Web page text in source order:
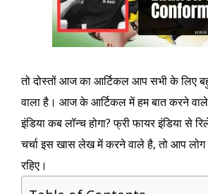
तो दोस्तों आज का आर्टिकल आप सभी के लिए
वाला है। आज के आर्टिकल में हम बात करने
इंडिया कब लॉन्च होगा? फ्री फायर इंडिया से
चर्चा इस खास लेख में करने वाले है, तो आप
रहिए।